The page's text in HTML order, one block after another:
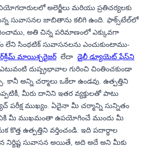
అలెర్జీలు మరియు ప్రతిచర్యలకు
సువాసనల జాబితాను కలిగి ఉంది. ఫాక్స్‌టేల్‌లో
అతి చిన్న పరిమాణంలో ఎక్కువగా
లేని సింథటిక్ సువాసనలను ఎంచుకుంటాము-
మాయిశ్చరైజర్ లేదా డైలీ డ్యూయెట్ ఫేస్‌ని
దుష్ప్రభావాల గురించి చింతించకుండా
కానీ అన్ని చర్మాలు ఒకేలా ఉండవు. ఉత్పత్తిని
మీరు దానిని ఇతర వ్యక్తులతో పాటు
పరీక్ష ముఖ్యం. ఏదైనా మీ చర్మాన్ని సున్నితం
మీ ముఖమంతా ఉపయోగించే ముందు మీ
ఉత్పత్తిని వర్తించండి. ఇది పదార్ధాల
సువాసన అయితే, అది అదే అని మీకు